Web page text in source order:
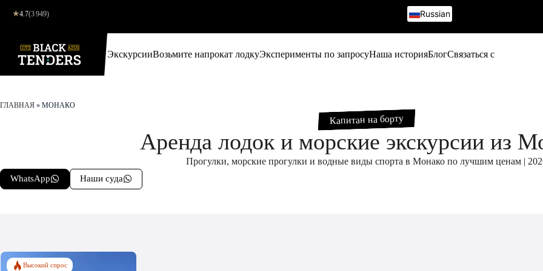
★4.7(3 949)
Russian
Italian
German
ЭкскурсииВозьмите напрокат лодкуЭксперименты по запросуНаша историяБлогСвязаться с
ГЛАВНАЯ » МОНАКО
Капитан на борту
Аренда лодок и морские экскурсии из
Прогулки, морские прогулки и водные виды спорта в Монако по лучшим ценам |
WhatsApp Наши суда
Высокий спрос